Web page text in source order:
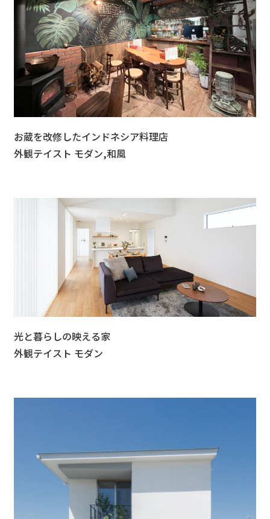
お蔵を改修したインドネシア料理店
外観テイスト モダン,和風
光と暮らしの映える家
外観テイスト モダン